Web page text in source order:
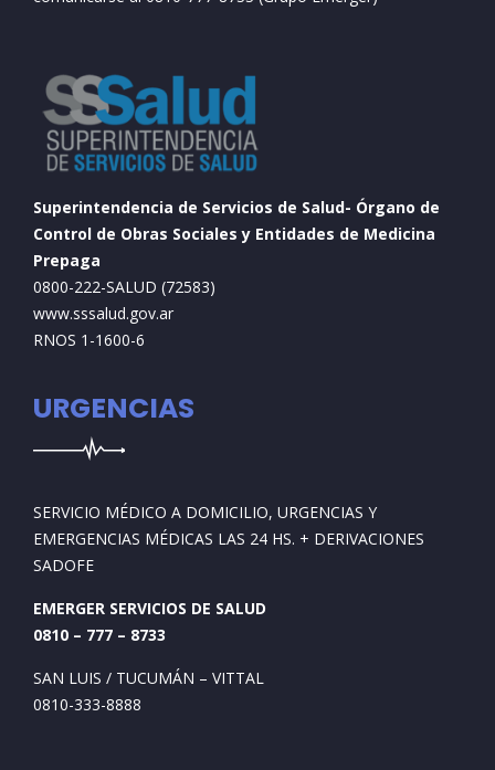
Superintendencia de Servicios de Salud- Órgano de
Control de Obras Sociales y Entidades de Medicina
Prepaga
0800-222-SALUD (72583)
www.sssalud.gov.ar
RNOS 1-1600-6
URGENCIAS
SERVICIO MÉDICO A DOMICILIO, URGENCIAS Y
EMERGENCIAS MÉDICAS LAS 24 HS. + DERIVACIONES
SADOFE
EMERGER SERVICIOS DE SALUD
0810 – 777 – 8733
SAN LUIS / TUCUMÁN – VITTAL
0810-333-8888